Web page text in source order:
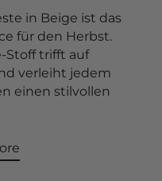
in Beige ist das
für den Herbst.
Stoff trifft auf
verleiht jedem
einen stilvollen